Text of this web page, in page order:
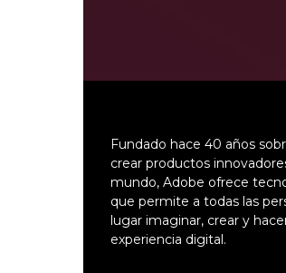
Fundado hace 40 años
crear productos
mundo, Adobe ofrece
que permite a todas las
lugar imaginar, crear y
experiencia digital.